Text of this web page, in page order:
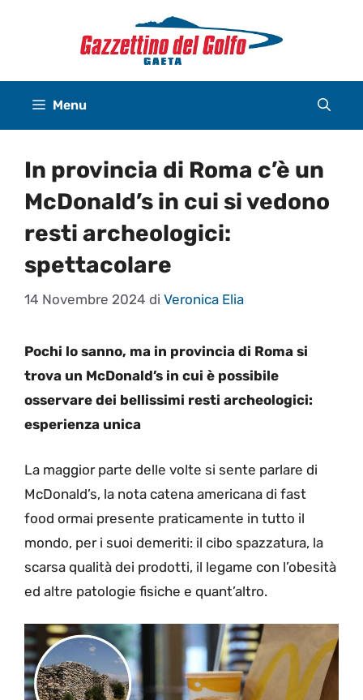
Menu
In provincia di Roma c’è un
McDonald’s in cui si vedono
resti archeologici:
spettacolare
14 Novembre 2024 di Veronica Elia
Pochi lo sanno, ma in provincia di Roma si
trova un McDonald’s in cui è possibile
osservare dei bellissimi resti archeologici:
esperienza unica
La maggior parte delle volte si sente parlare di
McDonald’s, la nota catena americana di fast
food ormai presente praticamente in tutto il
mondo, per i suoi demeriti: il cibo spazzatura, la
scarsa qualità dei prodotti, il legame con l’obesità
ed altre patologie fisiche e quant’altro.